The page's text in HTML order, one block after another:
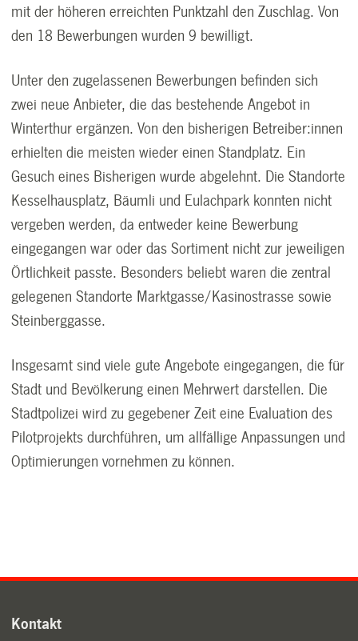
mit der höheren erreichten Punktzahl den Zuschlag. Von
den 18 Bewerbungen wurden 9 bewilligt.
Unter den zugelassenen Bewerbungen befinden sich
zwei neue Anbieter, die das bestehende Angebot in
Winterthur ergänzen. Von den bisherigen Betreiber:innen
erhielten die meisten wieder einen Standplatz. Ein
Gesuch eines Bisherigen wurde abgelehnt. Die Standorte
Kesselhausplatz, Bäumli und Eulachpark konnten nicht
vergeben werden, da entweder keine Bewerbung
eingegangen war oder das Sortiment nicht zur jeweiligen
Örtlichkeit passte. Besonders beliebt waren die zentral
gelegenen Standorte Marktgasse/Kasinostrasse sowie
Steinberggasse.
Insgesamt sind viele gute Angebote eingegangen, die für
Stadt und Bevölkerung einen Mehrwert darstellen. Die
Stadtpolizei wird zu gegebener Zeit eine Evaluation des
Pilotprojekts durchführen, um allfällige Anpassungen und
Optimierungen vornehmen zu können.
Kontakt